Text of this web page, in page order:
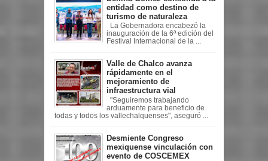
entidad como destino de
turismo de naturaleza
La Gobernadora encabezó la
inauguración de la 6ª edición del
Festival Internacional de la ...
Valle de Chalco avanza
rápidamente en el
mejoramiento de
infraestructura vial
"Seguiremos trabajando
arduamente para beneficio de
todas y todos los vallechalquenses", aseguró ...
Desmiente Congreso
mexiquense vinculación con
evento de COSCEMEX